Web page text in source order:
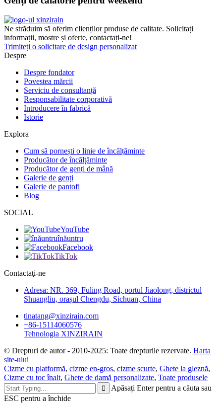
Ne străduim să oferim clienților produse de calitate. Solicitați
informații, mostre și oferte, contactați-ne!
Trimiteți o solicitare de design personalizat
Despre
Despre fondator
Povestea mărcii
Serviciu de consultanță
Responsabilitate corporativă
Introducere în fabrică
Istorie
Explora
Cum să pornești o linie de încălțăminte
Producător de încălțăminte
Producător de genți de mână
Galerie de genți
Galerie de pantofi
Blog
SOCIAL
YouTube
înăuntru
Facebook
TikTok
Contactaţi-ne
Adresa: NR. 369, Fuling Road, portul Jiaolong, districtul
Shuangliu, orașul Chengdu, Sichuan, China
tinatang@xinzirain.com
+86-15114060576
Tehnologia XINZIRAIN
© Drepturi de autor - 2010-2025: Toate drepturile rezervate. Harta
site-ului
Cizme cu platformă, cizme en-gros, cizme scurte, Ghete la gleznă,
Cizme cu toc înalt, Ghete de damă personalizate, Toate produsele
Apăsați Enter pentru a căuta sau
ESC pentru a închide